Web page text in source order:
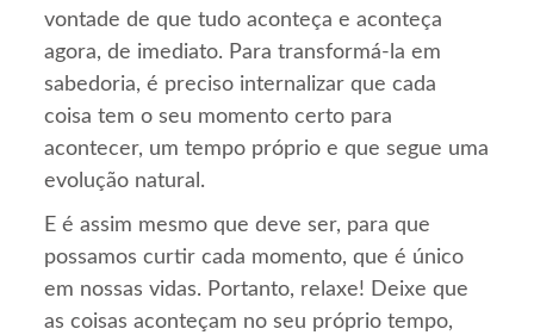
vontade de que tudo aconteça e aconteça
agora, de imediato. Para transformá-la em
sabedoria, é preciso internalizar que cada
coisa tem o seu momento certo para
acontecer, um tempo próprio e que segue uma
evolução natural.
E é assim mesmo que deve ser, para que
possamos curtir cada momento, que é único
em nossas vidas. Portanto, relaxe! Deixe que
as coisas aconteçam no seu próprio tempo,